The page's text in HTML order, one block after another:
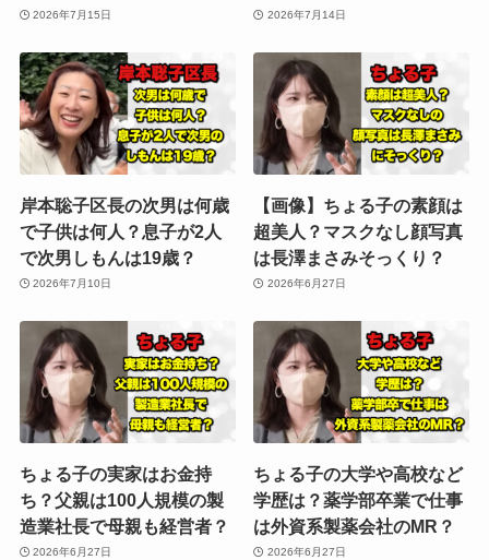
2026年7月15日 2026年7月14日
岸本聡子区長の次男は何歳
で子供は何人？息子が2人
で次男しもんは19歳？
2026年7月10日
【画像】ちょる子の素顔は
超美人？マスクなし顔写真
は長澤まさみそっくり？
2026年6月27日
ちょる子の実家はお金持
ち？父親は100人規模の製
造業社長で母親も経営者？
2026年6月27日
ちょる子の大学や高校など
学歴は？薬学部卒業で仕事
は外資系製薬会社のMR？
2026年6月27日